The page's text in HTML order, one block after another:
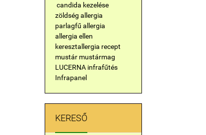
candida kezelése
zöldség allergia
parlagfű allergia
allergia ellen
keresztallergia recept
mustár mustármag
LUCERNA infrafűtés
Infrapanel
KERESŐ